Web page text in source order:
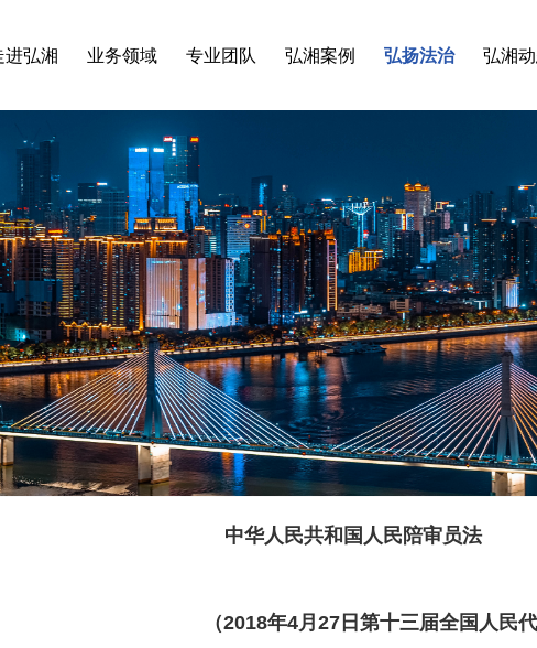
进弘湘 业务领域 专业团队 弘湘案例 弘扬法治 弘湘
中华人民共和国人民陪审员法
（2018年4月27日第十三届全国人民